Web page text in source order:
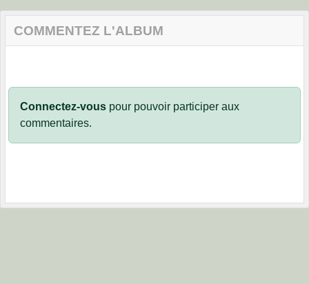
COMMENTEZ L'ALBUM
Connectez-vous pour pouvoir participer aux
commentaires.